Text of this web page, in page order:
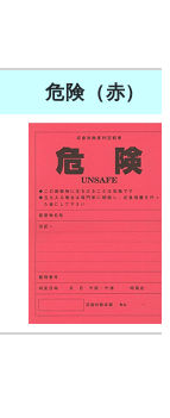
危険（赤）